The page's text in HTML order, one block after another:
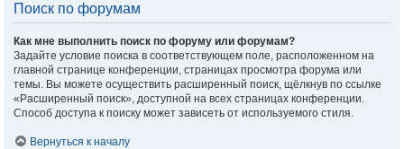
Поиск по форумам
Как мне выполнить поиск по форуму или форумам?
Задайте условие поиска в соответствующем поле, расположенном на
главной странице конференции, страницах просмотра форума или
темы. Вы можете осуществить расширенный поиск, щёлкнув по ссылке
«Расширенный поиск», доступной на всех страницах конференции.
Способ доступа к поиску может зависеть от используемого стиля.
Вернуться к началу